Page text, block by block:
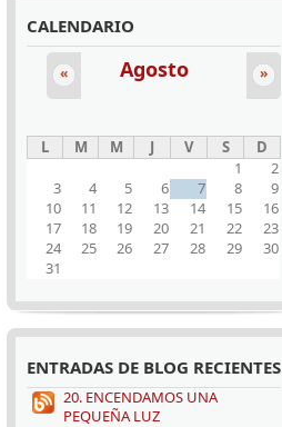
CALENDARIO
Agosto
« »
L M M J V S
D
1
2
3
4 5 6 7 8
9
10
11 12 13 14 15
16
17
18 19 20 21 22
23
24
25 26 27 28 29
30
31
ENTRADAS DE BLOG RECIENTES
20. ENCENDAMOS UNA
PEQUEÑA LUZ